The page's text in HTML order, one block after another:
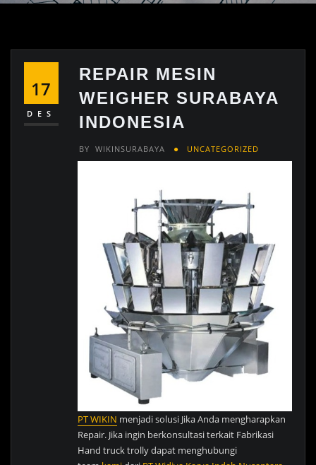
17
DES
REPAIR MESIN
WEIGHER SURABAYA
INDONESIA
BY WIKINSURABAYA UNCATEGORIZED
PT WIKIN menjadi solusi Jika Anda mengharapkan
Repair. Jika ingin berkonsultasi terkait Fabrikasi
Hand truck trolly dapat menghubungi